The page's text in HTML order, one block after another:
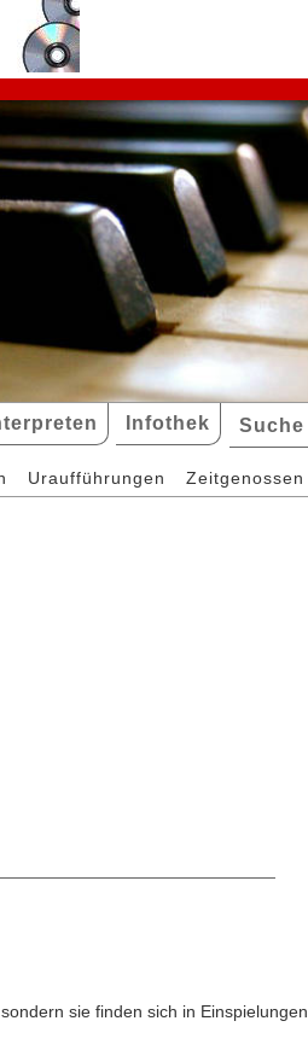
Infothek Suche
Uraufführungen Zeitgenossen
sie finden sich in Einspielungen,